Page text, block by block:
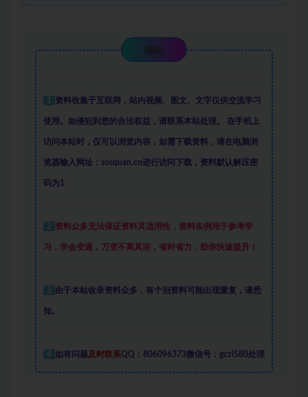
须知
1 资料收集于互联网 ， 站内视频、图文、文字仅供交流学习
使用。如侵犯到您的合法权益，请联系本站处理。 在手机上
访问本站时，仅可以浏览内容，如需下载资料，请在电脑浏
览器输入网址：sosquan.cn进行访问下载， 资料默认解压密
码为1
2 资料众多无法保证资料其适用性，资料实例 用于参考学
习，学会变通，万变不离其宗，省时省力，助你快速提升！
3 由于本站收录资料众多，有个别资料可能出现重复，请悉
知。
4 如有问题 及时联系QQ：806096373微信号：gczl580处理